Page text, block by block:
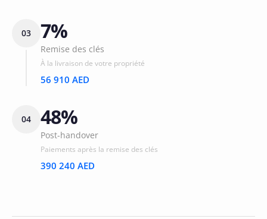
03 7%
Remise des clés
À la livraison de votre propriété
56 910 AED
04 48%
Post-handover
Paiements après la remise des clés
390 240 AED